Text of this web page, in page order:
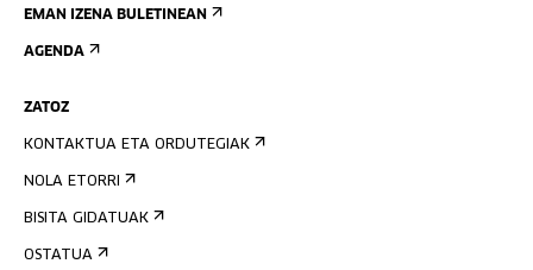
EMAN IZENA BULETINEAN
AGENDA
ZATOZ
KONTAKTUA ETA ORDUTEGIAK
NOLA ETORRI
BISITA GIDATUAK
OSTATUA